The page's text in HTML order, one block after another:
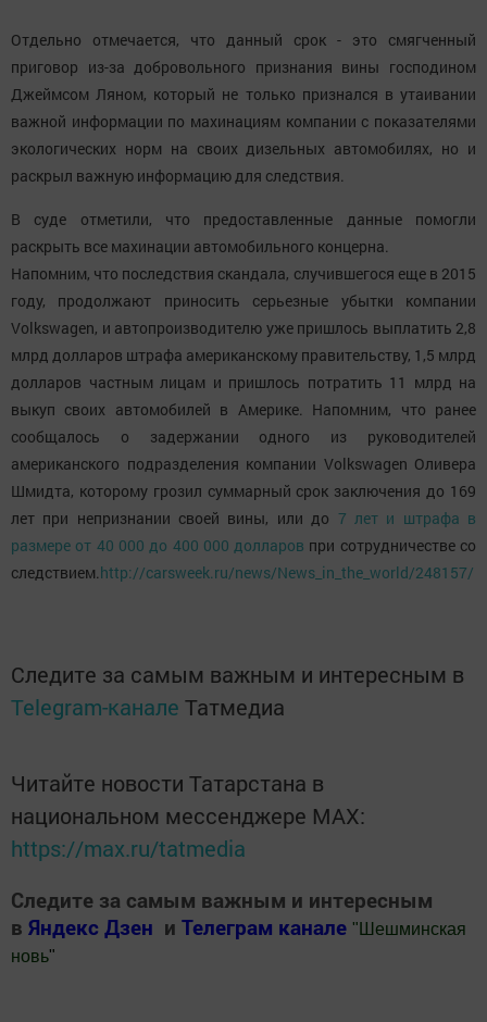
Отдельно отмечается, что данный срок - это смягченный
приговор из-за добровольного признания вины господином
Джеймсом Ляном, который не только признался в утаивании
важной информации по махинациям компании с показателями
экологических норм на своих дизельных автомобилях, но и
раскрыл важную информацию для следствия.
В суде отметили, что предоставленные данные помогли
раскрыть все махинации автомобильного концерна.
Напомним, что последствия скандала, случившегося еще в 2015
году, продолжают приносить серьезные убытки компании
Volkswagen, и автопроизводителю уже пришлось выплатить 2,8
млрд долларов штрафа американскому правительству, 1,5 млрд
долларов частным лицам и пришлось потратить 11 млрд на
выкуп своих автомобилей в Америке. Напомним, что ранее
сообщалось о задержании одного из руководителей
американского подразделения компании Volkswagen Оливера
Шмидта, которому грозил суммарный срок заключения до 169
лет при непризнании своей вины, или до 7 лет и штрафа в
размере от 40 000 до 400 000 долларов при сотрудничестве со
следствием.http://carsweek.ru/news/News_in_the_world/248157/
Следите за самым важным и интересным в
Telegram-канале Татмедиа
Читайте новости Татарстана в
национальном мессенджере MАХ:
https://max.ru/tatmedia
Следите за самым важным и интересным
в Яндекс Дзен и Телеграм канале " Шешминская
новь"